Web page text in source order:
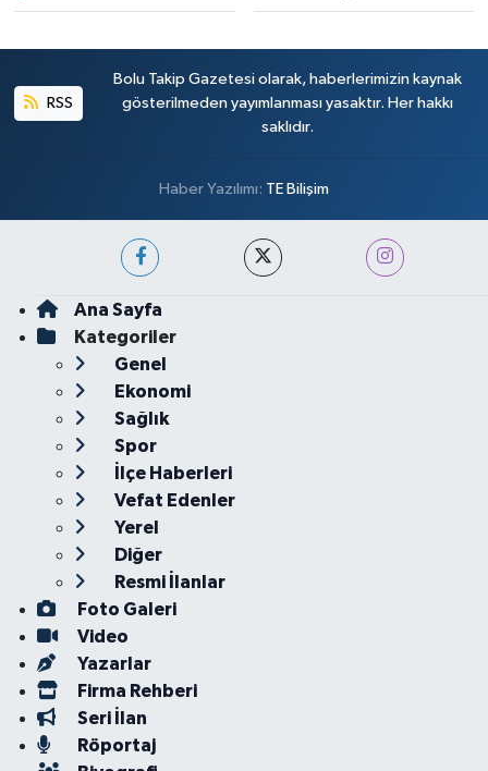
RSS
Bolu Takip Gazetesi olarak, haberlerimizin kaynak
gösterilmeden yayımlanması yasaktır. Her hakkı
saklıdır.
Haber Yazılımı: TE Bilişim
Ana Sayfa
Kategoriler
Genel
Ekonomi
Sağlık
Spor
İlçe Haberleri
Vefat Edenler
Yerel
Diğer
Resmi İlanlar
Foto Galeri
Video
Yazarlar
Firma Rehberi
Seri İlan
Röportaj